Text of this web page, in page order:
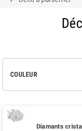
COULEUR
Diamants